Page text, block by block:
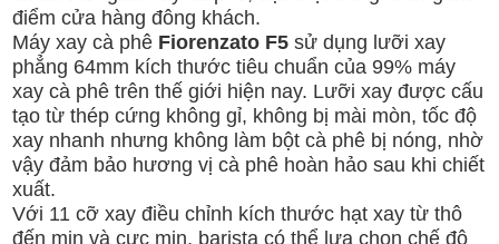
điểm cửa hàng đông khách.
Máy xay cà phê Fiorenzato F5 sử dụng lưỡi xay
phẳng 64mm kích thước tiêu chuẩn của 99% máy
xay cà phê trên thế giới hiện nay. Lưỡi xay được cấu
tạo từ thép cứng không gỉ, không bị mài mòn, tốc độ
xay nhanh nhưng không làm bột cà phê bị nóng, nhờ
vậy đảm bảo hương vị cà phê hoàn hảo sau khi chiết
xuất.
Với 11 cỡ xay điều chỉnh kích thước hạt xay từ thô
đến mịn và cực mịn, barista có thể lựa chọn chế độ